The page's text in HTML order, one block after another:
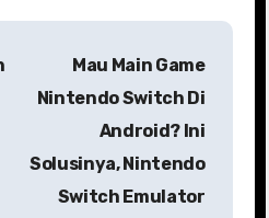
Mau Main Game
Nintendo Switch Di
Android? Ini
Solusinya, Nintendo
Switch Emulator